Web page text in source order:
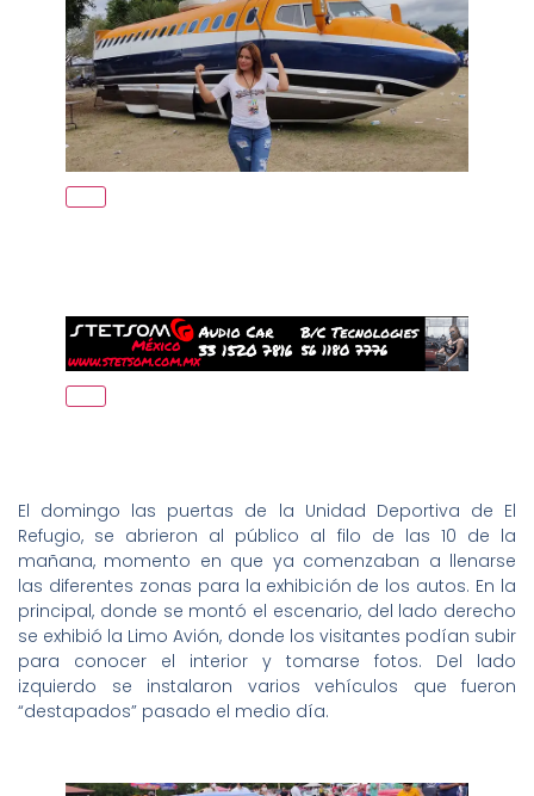
El domingo las puertas de la Unidad Deportiva de El
Refugio, se abrieron al público al filo de las 10 de la
mañana, momento en que ya comenzaban a llenarse
las diferentes zonas para la exhibición de los autos. En la
principal, donde se montó el escenario, del lado derecho
se exhibió la Limo Avión, donde los visitantes podían subir
para conocer el interior y tomarse fotos. Del lado
izquierdo se instalaron varios vehículos que fueron
“destapados” pasado el medio día.